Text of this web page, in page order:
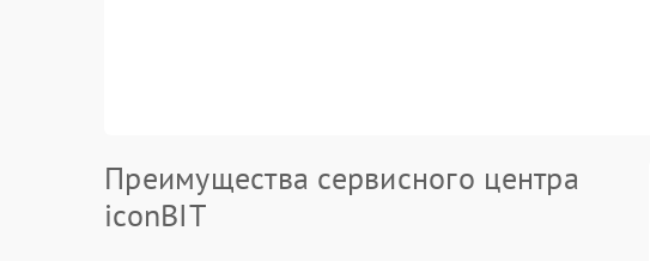
Преимущества сервисного центра
iconBIT